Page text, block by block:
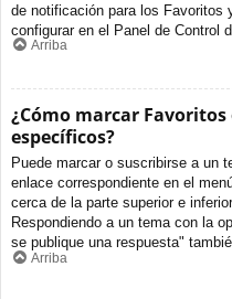
de notificación para los Favoritos
configurar en el Panel de Control
Arriba
¿Cómo marcar
específicos?
Puede marcar o suscribirse a un
enlace correspondiente en el
cerca de la parte superior e
Respondiendo a un tema con la
se publique una respuesta"
Arriba